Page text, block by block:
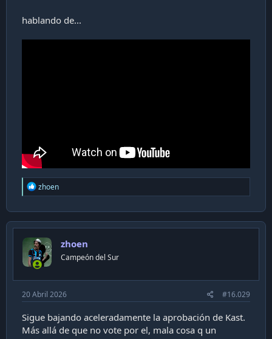
hablando de...
R
e
c
t
o
n
s
zhoen
zhoen
Campeón del Sur
20 Abril 2026 #16.029
Sigue bajando aceleradamente la aprobación de Kast.
Más allá de que no vote por el, mala cosa q un